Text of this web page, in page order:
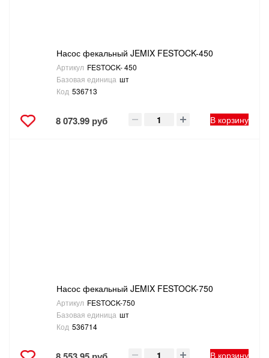
Насос фекальный JEMIX FESTOCK-450
Артикул FESTOCK- 450
Базовая единица шт
Код 536713
8 073.99 руб В корзину
Насос фекальный JEMIX FESTOCK-750
Артикул FESTOCK-750
Базовая единица шт
Код 536714
В корзину